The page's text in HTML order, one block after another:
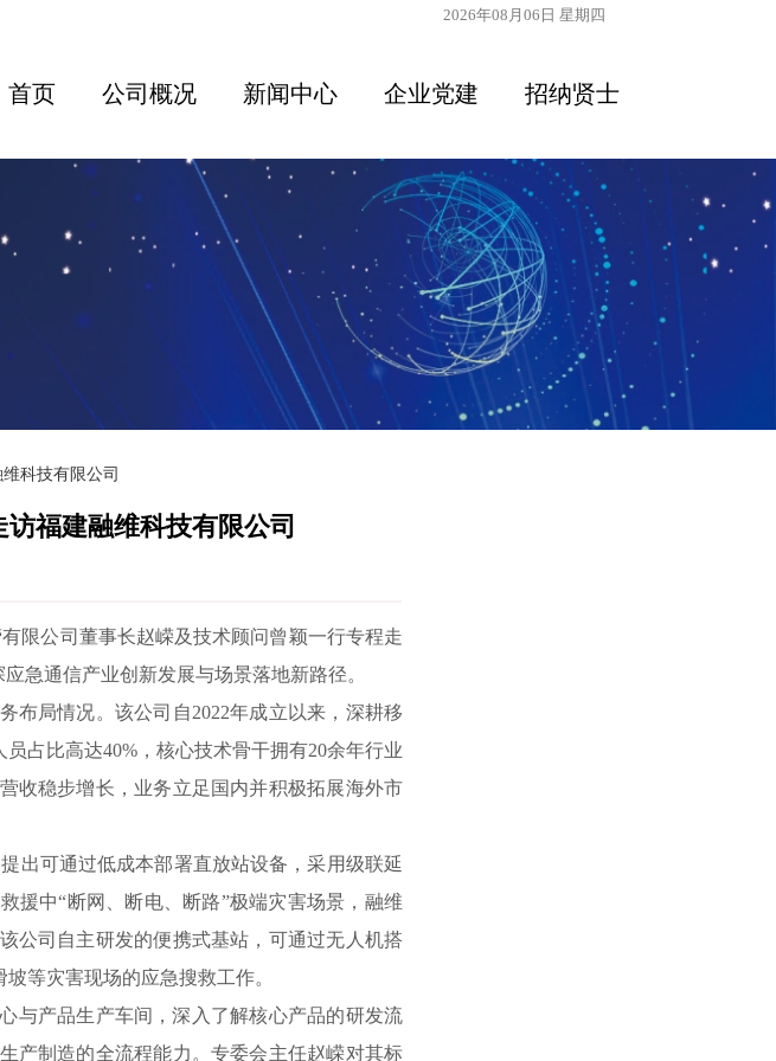
2026年08月06日 星期四
首页 公司概况 新闻中心 企业党建 招纳贤士
科技有限公司
福建融维科技有限公司
限公司董事长赵嵘及技术顾问曾颖一行专程走
急通信产业创新发展与场景落地新路径。
布局情况。该公司自2022年成立以来，深耕移
占比高达40%，核心技术骨干拥有20余年行业
收稳步增长，业务立足国内并积极拓展海外市
出可通过低成本部署直放站设备，采用级联延
援中“断网、断电、断路”极端灾害场景，融维
公司自主研发的便携式基站，可通过无人机搭
等灾害现场的应急搜救工作。
与产品生产车间，深入了解核心产品的研发流
产制造的全流程能力。专委会主任赵嵘对其标